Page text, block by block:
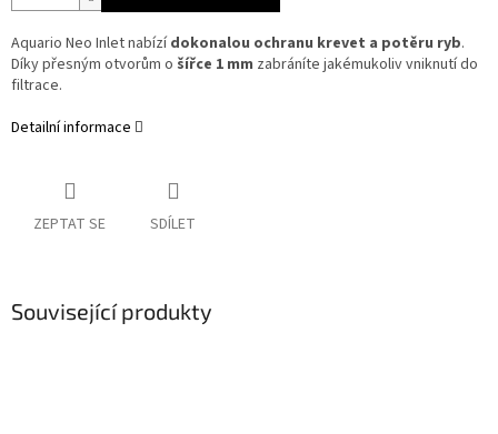
Aquario Neo Inlet nabízídokonalou ochranu krevet a potěru ryb.
Díky přesným otvorům o šířce 1 mm zabráníte jakémukoliv vniknutí do
filtrace.
Detailní informace
ZEPTAT SE SDÍLET
Související produkty